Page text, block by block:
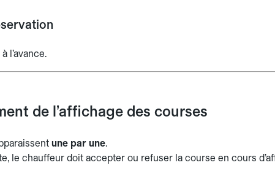
l’avance.
de l’affichage des courses
une par une.
le chauffeur doit accepter ou refuser la course en cours